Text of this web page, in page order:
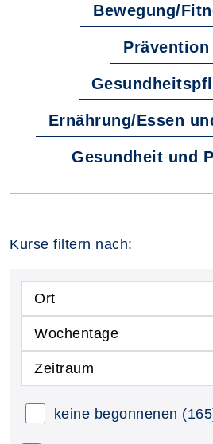
Bewegung/
Prävention
Ernährung/Essen
Gesundheit und
Kurse filtern nach:
Ort
Wochentage
Zeitraum
keine begonnenen